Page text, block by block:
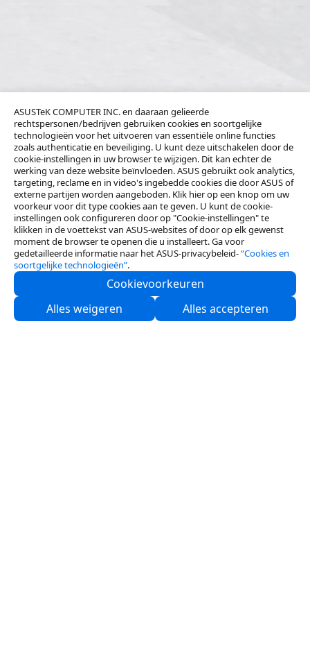
ASUSTeK COMPUTER INC. en daaraan gelieerde
rechtspersonen/bedrijven gebruiken cookies en soortgelijke
technologieën voor het uitvoeren van essentiële online functies
zoals authenticatie en beveiliging. U kunt deze uitschakelen door de
cookie-instellingen in uw browser te wijzigen. Dit kan echter de
werking van deze website beïnvloeden. ASUS gebruikt ook analytics,
targeting, reclame en in video's ingebedde cookies die door ASUS of
externe partijen worden aangeboden. Klik hier op een knop om uw
voorkeur voor dit type cookies aan te geven. U kunt de cookie-
instellingen ook configureren door op "Cookie-instellingen" te
klikken in de voettekst van ASUS-websites of door op elk gewenst
moment de browser te openen die u installeert. Ga voor
gedetailleerde informatie naar het ASUS-privacybeleid-“Cookies en
soortgelijke technologieën”.
Cookievoorkeuren
Alles weigeren
Alles accepteren
Neem contact met ons op